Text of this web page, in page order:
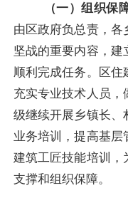
（一）组织保
由区政府负总责，
坚战的重要内容，建
顺利完成任务。区住
充实专业技术人员
级继续开展乡镇长、
业务培训，提高基
建筑工匠技能培训，
支撑和组织保障。